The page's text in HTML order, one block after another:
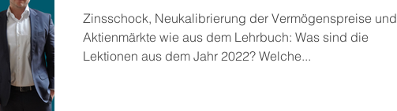
Zinsschock, Neukalibrierung der Vermögenspreise und
Aktienmärkte wie aus dem Lehrbuch: Was sind die
Lektionen aus dem Jahr 2022? Welche...